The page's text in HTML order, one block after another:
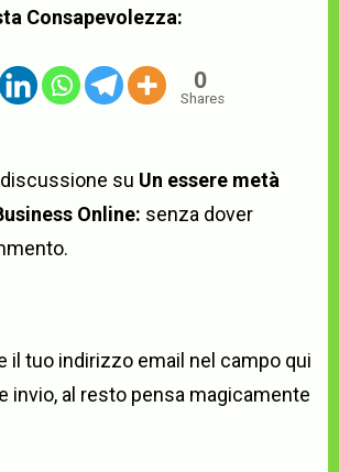
Consapevolezza:
0
Shares
su Un essere metà
Online: senza dover
il tuo indirizzo email nel campo qui
invio, al resto pensa magicamente